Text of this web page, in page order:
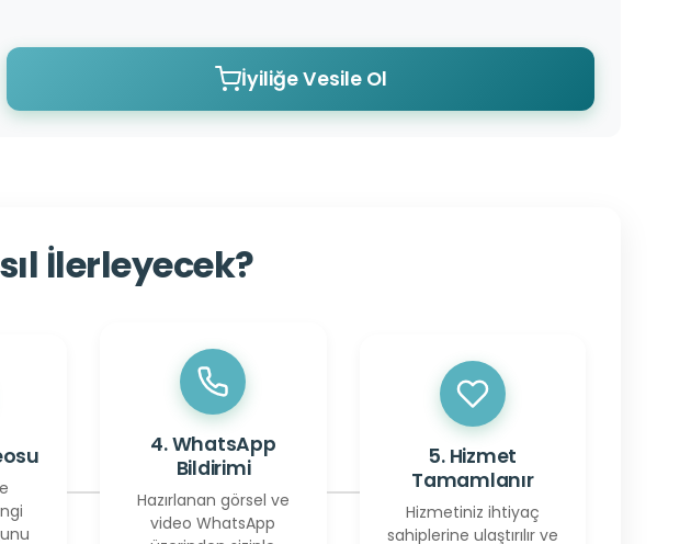
İyiliğe Vesile Ol
İlerleyecek?
4. WhatsApp
Bildirimi
Hazırlanan görsel ve
video WhatsApp
5. Hizmet
Tamamlanır
Hizmetiniz ihtiyaç
sahiplerine ulaştırılır ve